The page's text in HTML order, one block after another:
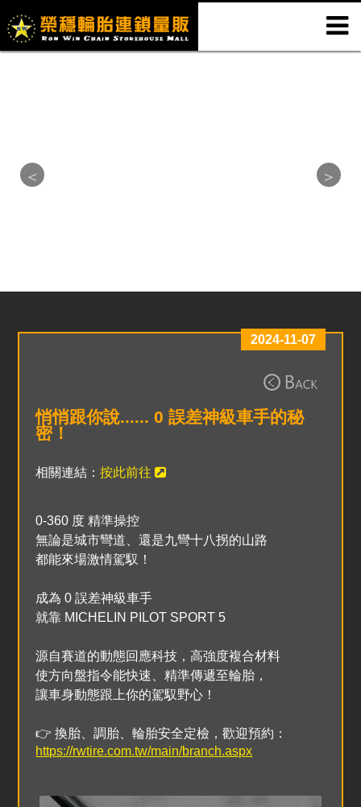
2024-11-07
悄悄跟你說...... 0 誤差神級車手的秘
密！
相關連結：按此前往
0-360 度 精準操控
無論是城市彎道、還是九彎十八拐的山路
都能來場激情駕馭！
成為 0 誤差神級車手
就靠 MICHELIN PILOT SPORT 5
源自賽道的動態回應科技，高強度複合材料
使方向盤指令能快速、精準傳遞至輪胎，
讓車身動態跟上你的駕馭野心！
https://rwtire.com.tw/main/branch.aspx